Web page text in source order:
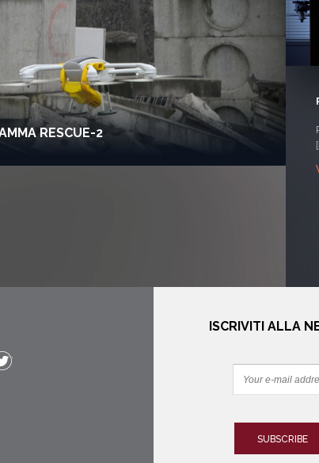
RESCUE-2
Twitter
ISCRIVITI ALLA